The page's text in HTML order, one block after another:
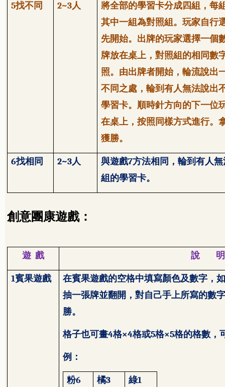
5找不同 2~3人
將全部的學習卡分成四組，每
其中一組為對照組。玩家自行
先開始。出牌的玩家選擇一個
牌放在桌上，對照組的相同數
照。由出牌者開始，輪流說出
不同之處，輪到有人無法說出
學習卡。順時針方向的下一位
在桌上，按照同樣方式進行。
獲勝。
6找相同 2~3人 與遊戲7方法相同，輪到有人
組的學習卡。
創意團康遊戲：
遊 戲 說 明
1賓果遊戲
在賓果遊戲的空格中填寫顏色及數字，
抽一張牌並翻開，對自己手上所寫的數
勝。
格子也可畫4格×4格或5格×5格的格數，
例：
粉6 橘3 綠1